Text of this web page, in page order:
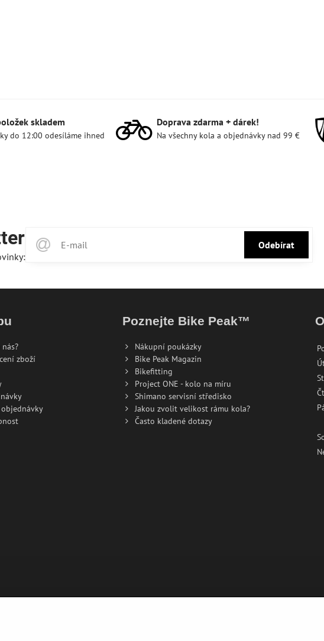
skladem
do 12:00 odesíláme ihned
Doprava zdarma + dárek!
Na všechny kola a objednávky nad 99 €
Odebírat
zboží
Poznejte Bike Peak™
Nákupní poukázky
Bike Peak Magazin
Bikefitting
Project ONE - kolo na míru
Shimano servisní středisko
Jakou zvolit velikost rámu kola?
Často kladené dotazy